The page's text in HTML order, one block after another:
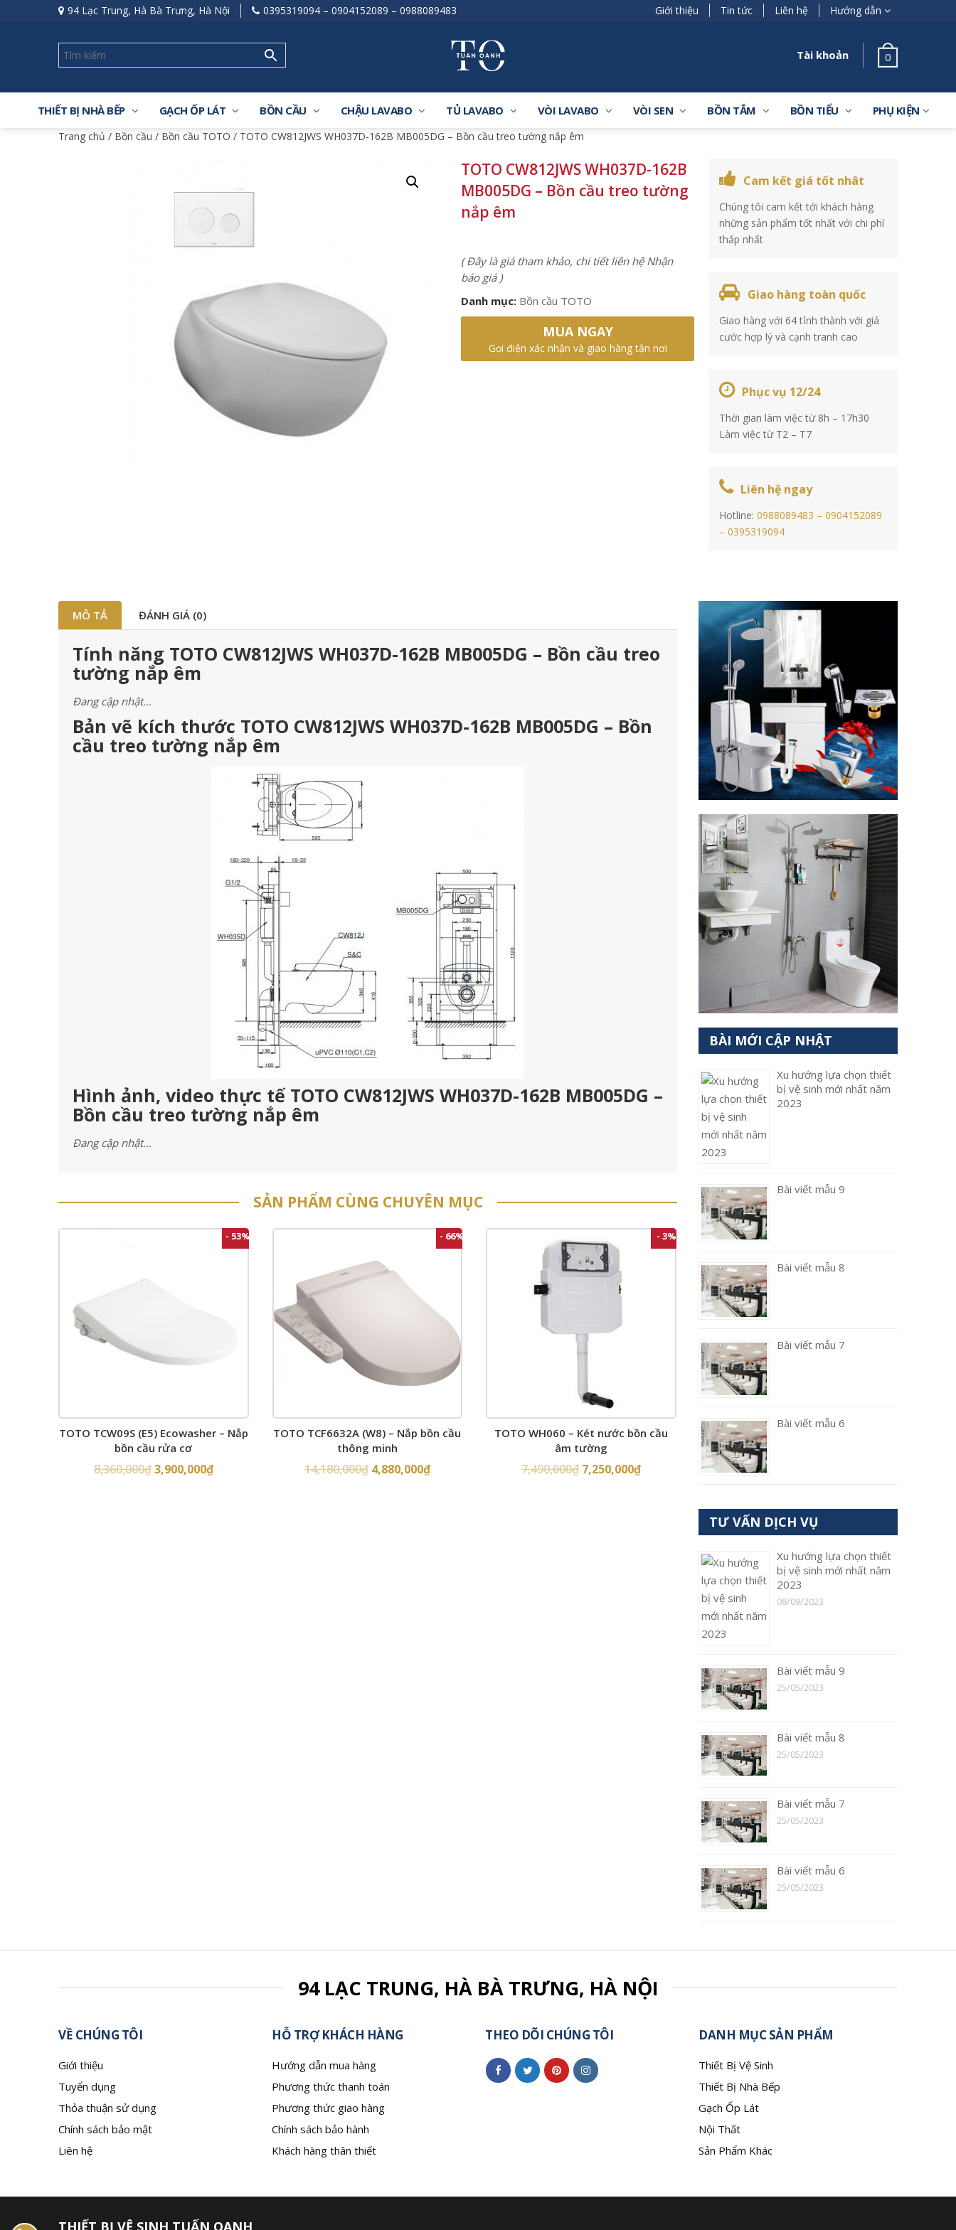
94 Lạc Trung, Hà Bà Trưng, Hà Nội 0395319094 – 0904152089 – 0988089483 Giới thiệu Tin tức Liên hệ Hướng dẫn
Tài khoản 0
THIẾT BỊ NHÀ BẾP GẠCH ỐP LÁT BỒN CẦU CHẬU LAVABO TỦ LAVABO VÒI LAVABO VÒI SEN BỒN TẮM BỒN TIỂU PHỤ KIỆN
Trang chủ / Bồn cầu / Bồn cầu TOTO / TOTO CW812JWS WH037D-162B MB005DG – Bồn cầu treo tường nắp êm
TOTO CW812JWS WH037D-162B
MB005DG – Bồn cầu treo tường
nắp êm
( Đây là giá tham khảo, chi tiết liên hệ Nhận
báo giá )
Danh mục: Bồn cầu TOTO
MUA NGAY
Gọi điện xác nhận và giao hàng tận nơi
Cam kết giá tốt nhât
Chúng tôi cam kết tới khách hàng
những sản phẩm tốt nhất với chi phí
thấp nhất
Giao hàng toàn quốc
Giao hàng với 64 tỉnh thành với giá
cước hợp lý và cạnh tranh cao
Phục vụ 12/24
Thời gian làm việc từ 8h – 17h30
Làm việc từ T2 – T7
Liên hệ ngay
Hotline: 0988089483 – 0904152089
– 0395319094
MÔ TẢ ĐÁNH GIÁ (0)
Tính năng TOTO CW812JWS WH037D-162B MB005DG – Bồn cầu treo
tường nắp êm
Đang cập nhật…
Bản vẽ kích thước TOTO CW812JWS WH037D-162B MB005DG – Bồn
cầu treo tường nắp êm
Hình ảnh, video thực tế TOTO CW812JWS WH037D-162B MB005DG –
Bồn cầu treo tường nắp êm
Đang cập nhật…
SẢN PHẨM CÙNG CHUYÊN MỤC
- 53%
TOTO TCW09S (E5) Ecowasher – Nắp
bồn cầu rửa cơ
8,360,000₫3,900,000₫
- 66%
TOTO TCF6632A (W8) – Nắp bồn cầu
thông minh
14,180,000₫ 4,880,000₫
- 3%
TOTO WH060 – Két nước bồn cầu
âm tường
7,490,000₫ 7,250,000₫
BÀI MỚI CẬP NHẬT
Xu hướng lựa chọn thiết
bị vệ sinh mới nhất năm
2023
Bài viết mẫu 9
Bài viết mẫu 8
Bài viết mẫu 7
Bài viết mẫu 6
TƯ VẤN DỊCH VỤ
Xu hướng lựa chọn thiết
bị vệ sinh mới nhất năm
2023
08/09/2023
Bài viết mẫu 9
25/05/2023
Bài viết mẫu 8
25/05/2023
Bài viết mẫu 7
25/05/2023
Bài viết mẫu 6
25/05/2023
94 LẠC TRUNG, HÀ BÀ TRƯNG, HÀ NỘI
VỀ CHÚNG TÔI
Giới thiệu
Tuyển dụng
Thỏa thuận sử dụng
Chính sách bảo mật
Liên hệ
HỖ TRỢ KHÁCH HÀNG
Hướng dẫn mua hàng
Phương thức thanh toán
Phương thức giao hàng
Chính sách bảo hành
Khách hàng thân thiết
THEO DÕI CHÚNG TÔI DANH MỤC SẢN PHẨM
Thiết Bị Vệ Sinh
Thiết Bị Nhà Bếp
Gạch Ốp Lát
Nội Thất
Sản Phẩm Khác
THIẾT BỊ VỆ SINH TUẤN OANH